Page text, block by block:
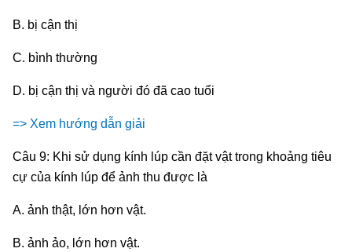
B. bị cận thị
C. bình thường
D. bị cận thị và người đó đã cao tuổi
=> Xem hướng dẫn giải
Câu 9: Khi sử dụng kính lúp cần đặt vật trong khoảng tiêu
cự của kính lúp để ảnh thu được là
A. ảnh thật, lớn hơn vật.
B. ảnh ảo, lớn hơn vật.